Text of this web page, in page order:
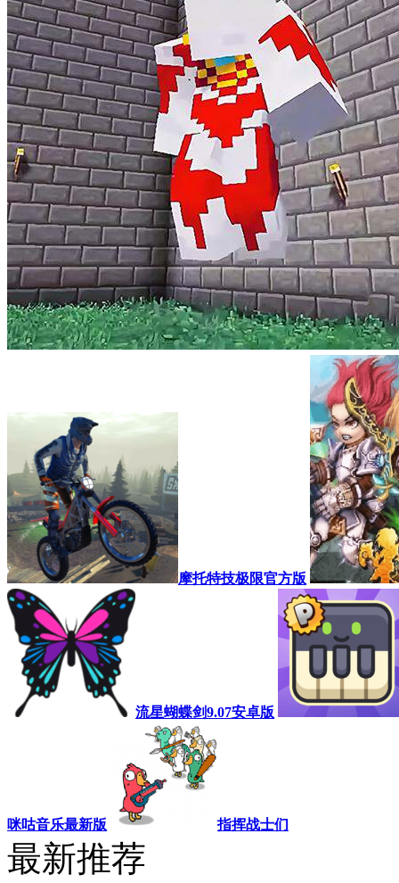
摩托特技极限官方版
流星蝴蝶剑9.07安卓版
咪咕音乐最新版 指挥战士们
最新推荐